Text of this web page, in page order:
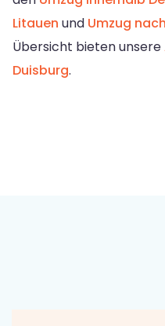
Litauen und Umzug
Übersicht bieten unsere
Duisburg.